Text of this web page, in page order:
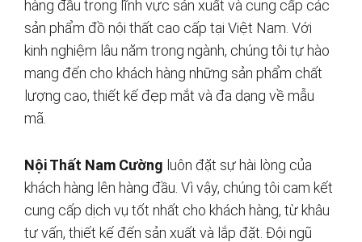
hàng đầu trong lĩnh vực sản xuất và cung cấp các
sản phẩm đồ nội thất cao cấp tại Việt Nam. Với
kinh nghiệm lâu năm trong ngành, chúng tôi tự hào
mang đến cho khách hàng những sản phẩm chất
lượng cao, thiết kế đẹp mắt và đa dạng về mẫu
mã.
Nội Thất Nam Cường luôn đặt sự hài lòng của
khách hàng lên hàng đầu. Vì vậy, chúng tôi cam kết
cung cấp dịch vụ tốt nhất cho khách hàng, từ khâu
tư vấn, thiết kế đến sản xuất và lắp đặt. Đội ngũ